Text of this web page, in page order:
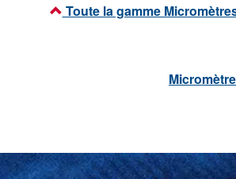
Toute la gamme